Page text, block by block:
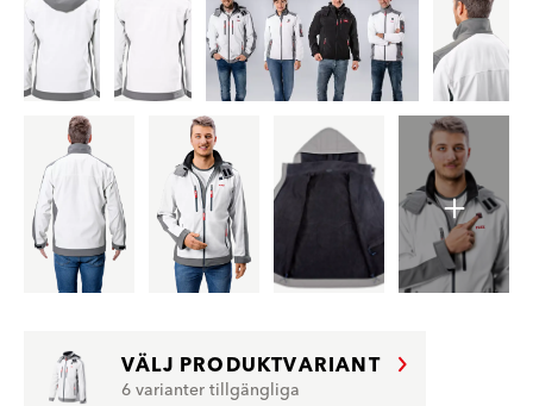
VÄLJ PRODUKTVARIANT
6 varianter tillgängliga